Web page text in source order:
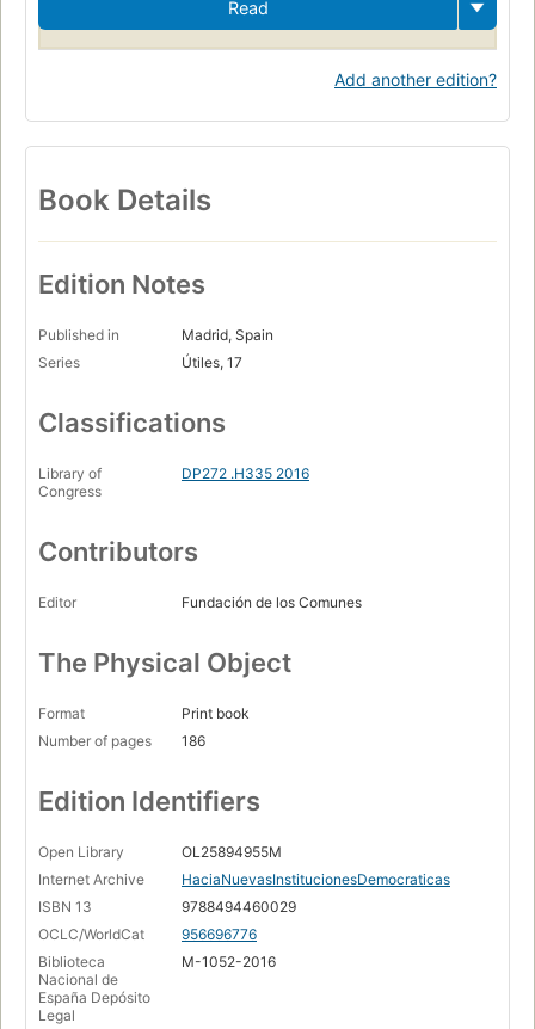
Read
Add another edition?
Book Details
Edition Notes
Published in
Madrid, Spain
Series
Útiles, 17
Classifications
Library of
Congress
DP272 .H335 2016
Contributors
Editor Fundación de los Comunes
The Physical Object
Format
Print book
Number of pages
186
Edition Identifiers
Open Library
OL25894955M
Internet Archive
HaciaNuevasInstitucionesDemocraticas
ISBN 13
9788494460029
OCLC/WorldCat
956696776
Biblioteca
Nacional de
España Depósito
Legal
M-1052-2016